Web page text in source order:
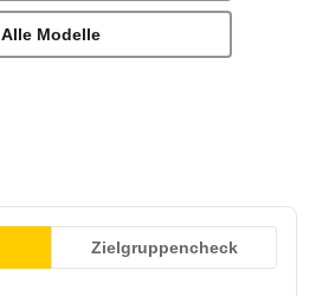
Alle Modelle
Zielgruppencheck